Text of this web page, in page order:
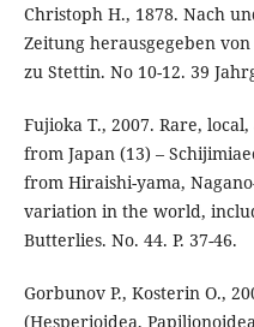
Christoph H., 1878. Nach
Zeitung herausgegeben
zu Stettin. No 10-12. 39
Fujioka T., 2007. Rare,
from Japan (13) –
from Hiraishi-yama,
variation in the world,
Butterlies. No. 44. P. 37-46.
Gorbunov P., Kosterin O.,
(Hesperioidea,